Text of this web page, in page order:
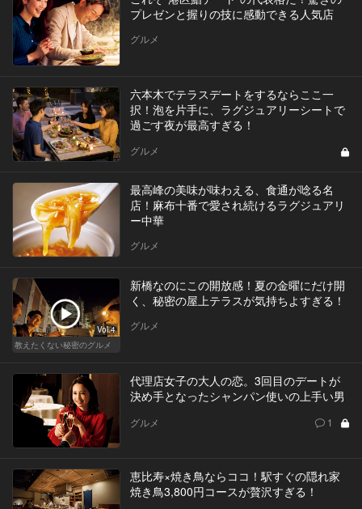
プレゼンと握りの技に感動できる人気店
グルメ
六本木でテラスデートをするならここ一
択！泡を片手に、ラグジュアリーシートで
過ごす夜が最高すぎる！
グルメ
最高峰の美味が味わえる、食通が唸る名
店！麻布十番で愛され続けるラグジュアリ
ー中華
グルメ
Vol.4
教えたくない秘密のグルメ
新橋なのにこの開放感！夏の金曜にだけ開
く、秘密の屋上テラスが気持ちよすぎる！
グルメ
代理店女子の大人の恋。3回目のデートが
決め手となったシャンパン使いの上手い男
グルメ 1
恵比寿×焼き鳥ならココ！駅すぐの隠れ家
焼き鳥3,800円コースが贅沢すぎる！